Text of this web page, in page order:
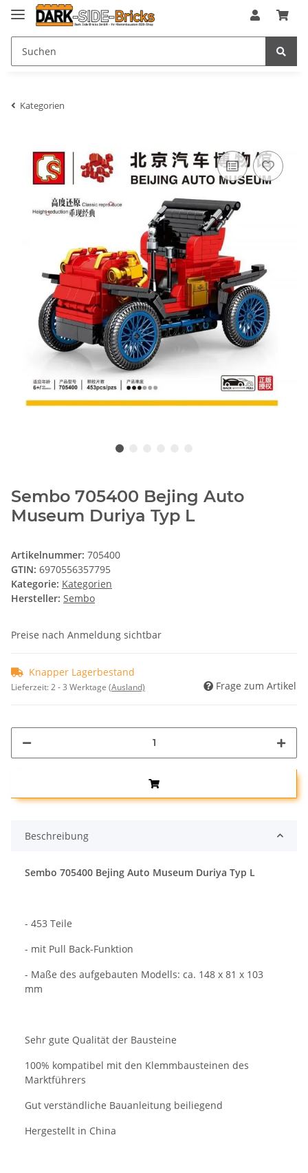
Kategorien
Sembo 705400 Bejing Auto
Museum Duriya Typ L
Artikelnummer: 705400
GTIN: 6970556357795
Kategorie: Kategorien
Hersteller: Sembo
Preise nach Anmeldung sichtbar
Knapper Lagerbestand
Lieferzeit:2 - 3 Werktage (Ausland) Frage zum Artikel
Beschreibung
Sembo 705400 Bejing Auto Museum Duriya Typ L
- 453 Teile
- mit Pull Back-Funktion
- Maße des aufgebauten Modells: ca. 148 x 81 x 103
mm
Sehr gute Qualität der Bausteine
100% kompatibel mit den Klemmbausteinen des
Marktführers
Gut verständliche Bauanleitung beiliegend
Hergestellt in China